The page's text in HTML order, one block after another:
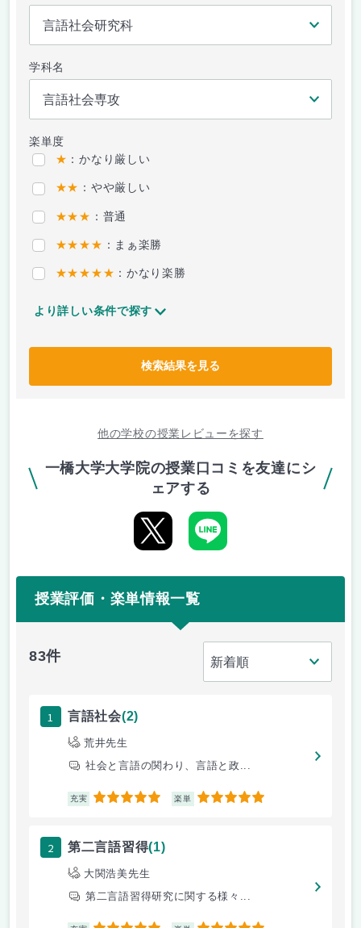
学科名
楽単度
★ ：かなり厳しい
★★ ：やや厳しい
★★★ ：普通
★★★★ ：まぁ楽勝
★★★★★ ：かなり楽勝
より詳しい条件で探す
検索結果を見る
他の学校の授業レビューを探す
一橋大学大学院の授業口コミを友達にシ
ェアする
授業評価・楽単情報一覧
83件
1 言語社会(2)
荒井先生
社会と言語の関わり、言語と政...
充実 5 楽単 5
2 第二言語習得(1)
大関浩美先生
第二言語習得研究に関する様々...